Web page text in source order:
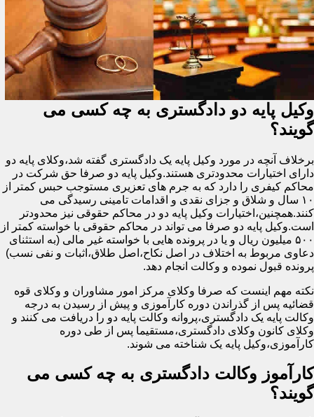
وکیل پایه دو دادگستری به چه کسی می
گویند؟
برخلاف آنچه در مورد وکیل پایه یک دادگستری گفته شد،وکلای پایه دو
دارای اختیارات محدودتری هستند.وکیل پایه دو صرفا حق شرکت در
محاکم کیفری را دارد که به جرم های تعزیری مستوجب حبس کمتر از
۱۰ سال و شلاق و جزای نقدی و اقدامات تامینی رسیدگی می
کنند.همچنین،اختیارات وکیل پایه دو در محاکم حقوقی نیز محدودتر
است.وکیل پایه دو صرفا می تواند در محاکم حقوقی با خواسته کمتر از
۵۰۰ میلیون ریال و یا در پرونده هایی با خواسته غیر مالی (به استثنای
دعاوی مربوط به اختلاف در اصل نکاح،اصل طلاق،اثبات و نفی نسب)
پرونده قبول نموده و وکالت انجام دهد.
نکته مهم اینست که صرفا وکلای مرکز امور مشاوران و وکلای قوه
قضائیه پس از گذراندن دوره کارآموزی و پیش از رسیدن به درجه
وکالت پایه یک دادگستری،پروانه وکالت پایه دو را دریافت می کنند و
وکلای کانون وکلای دادگستری،مستقیما پس از طی دوره
کارآموزی،وکیل پایه یک شناخته می شوند.
کارآموز وکالت دادگستری به چه کسی می
گویند؟